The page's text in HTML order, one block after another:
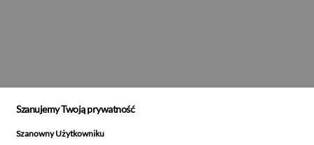
Szanujemy Twoją prywatność
Szanowny Użytkowniku